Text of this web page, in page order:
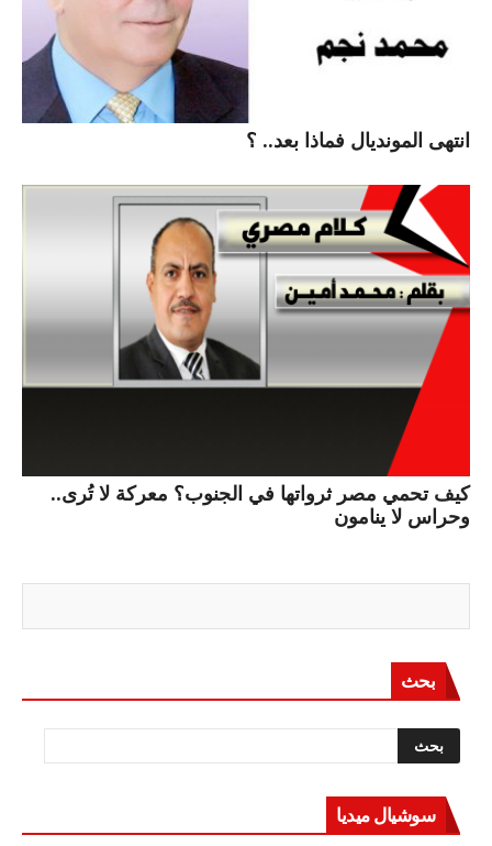
انتهى المونديال فماذا بعد.. ؟
كيف تحمي مصر ثرواتها في الجنوب؟ معركة لا تُرى..
وحراس لا ينامون
بحث
سوشيال ميديا